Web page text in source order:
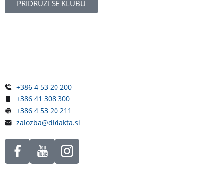
PRIDRUŽI SE KLUBU
+386 4 53 20 200
+386 41 308 300
+386 4 53 20 211
zalozba@didakta.si